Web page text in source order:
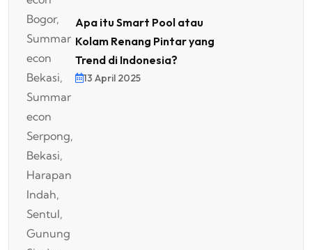
Apa itu Smart Pool atau
Kolam Renang Pintar yang
Trend di Indonesia?
13 April 2025